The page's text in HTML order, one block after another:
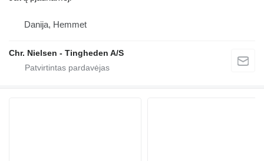
Danija, Hemmet
Chr. Nielsen - Tingheden A/S